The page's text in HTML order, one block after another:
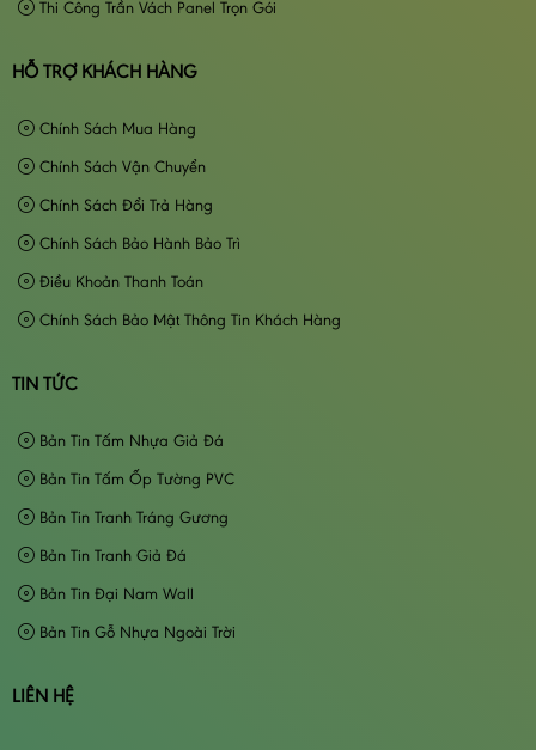
Thi Công Trần Vách Panel Trọn Gói
HỖ TRỢ KHÁCH HÀNG
Chính Sách Mua Hàng
Chính Sách Vận Chuyển
Chính Sách Đổi Trả Hàng
Chính Sách Bảo Hành Bảo Trì
Điều Khoản Thanh Toán
Chính Sách Bảo Mật Thông Tin Khách Hàng
TIN TỨC
Bản Tin Tấm Nhựa Giả Đá
Bản Tin Tấm Ốp Tường PVC
Bản Tin Tranh Tráng Gương
Bản Tin Tranh Giả Đá
Bản Tin Đại Nam Wall
Bản Tin Gỗ Nhựa Ngoài Trời
LIÊN HỆ